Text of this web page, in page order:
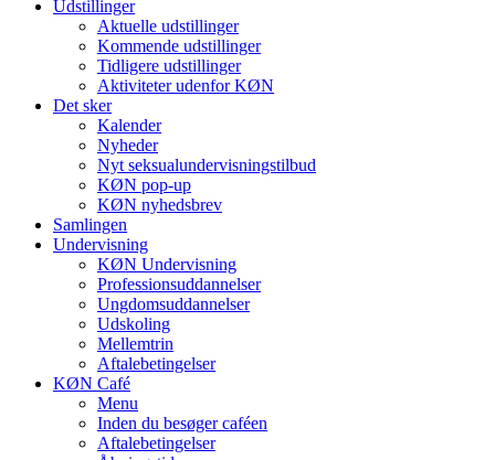
Udstillinger
Aktuelle udstillinger
Kommende udstillinger
Tidligere udstillinger
Aktiviteter udenfor KØN
Det sker
Kalender
Nyheder
Nyt seksualundervisningstilbud
KØN pop-up
KØN nyhedsbrev
Samlingen
Undervisning
KØN Undervisning
Professionsuddannelser
Ungdomsuddannelser
Udskoling
Mellemtrin
Aftalebetingelser
KØN Café
Menu
Inden du besøger caféen
Aftalebetingelser